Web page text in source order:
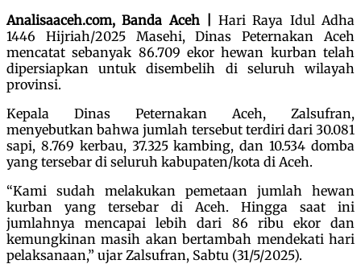
Analisaaceh.com, Banda Aceh |
Hari Raya Idul Adha
1446 Hijriah/2025 Masehi, Dinas Peternakan Aceh
mencatat sebanyak 86.709 ekor hewan kurban telah
dipersiapkan untuk disembelih di seluruh wilayah
provinsi.
Kepala Dinas Peternakan Aceh, Zalsufran,
menyebutkan bahwa jumlah tersebut terdiri dari 30.081
sapi, 8.769 kerbau, 37.325 kambing, dan 10.534 domba
yang tersebar di seluruh kabupaten/kota di Aceh.
“Kami sudah melakukan pemetaan jumlah hewan
kurban yang tersebar di Aceh. Hingga saat ini
jumlahnya mencapai lebih dari 86 ribu ekor dan
kemungkinan masih akan bertambah mendekati hari
pelaksanaan,” ujar Zalsufran, Sabtu (31/5/2025).